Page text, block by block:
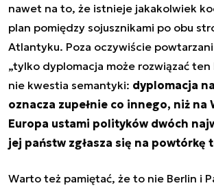
nawet na to, że istnieje jakakolwiek
plan pomiędzy sojusznikami po obu
Atlantyku. Poza oczywiście
„tylko dyplomacja może rozwiązać
nie kwestia semantyki: dyplomacja
oznacza zupełnie co innego, niż na
Europa ustami polityków dwóch
jej państw zgłasza się na powtórkę
Warto też pamiętać, że to nie Berlin i